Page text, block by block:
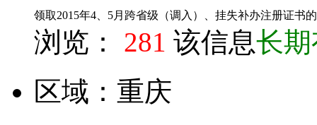
领取2015年4、5月跨省级（调入）、挂失补办注册证书
浏览： 281 该信息长
区域： 重庆